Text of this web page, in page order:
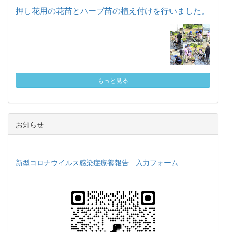
押し花用の花苗とハーブ苗の植え付けを行いました。
もっと見る
お知らせ
新型コロナウイルス感染症療養報告 入力フォーム